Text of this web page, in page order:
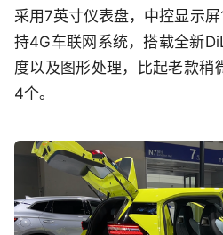
采用7英寸仪表盘，中控显示
持4G车联网系统，搭载全新
度以及图形处理，比起老款稍
4个。